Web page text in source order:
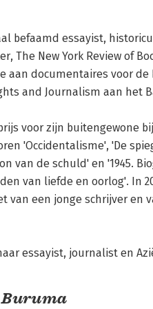
befaamd essayist,
The New York Review of
aan documentaires voor de
and Journalism aan het
voor zijn buitengewone
'Occidentalisme', 'De
van de schuld' en '1945.
van liefde en oorlog'. In
van een jonge schrijver en
essayist, journalist en
Buruma